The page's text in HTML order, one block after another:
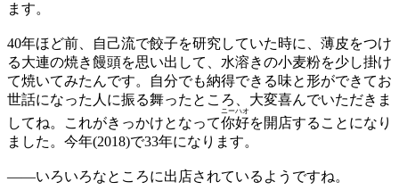
ます。
40年ほど前、自己流で餃子を研究していた時に、薄皮をつけ
る大連の焼き饅頭を思い出して、水溶きの小麦粉を少し掛け
て焼いてみたんです。自分でも納得できる味と形ができてお
世話になった人に振る舞ったところ、大変喜んでいただきま
してね。これがきっかけとなって你好
ニーハオ
を開店することになり
ました。今年(2018)で33年になります。
——いろいろなところに出店されているようですね。